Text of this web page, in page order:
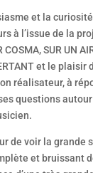
et la
à l’issue de la
COSMA, SUR UN
et le plaisir
réalisateur, à
questions
de voir la grande
et bruissant